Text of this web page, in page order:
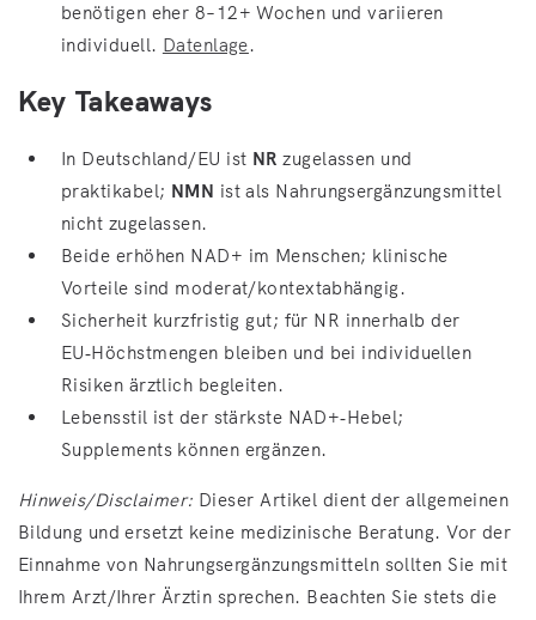
benötigen eher 8–12+ Wochen und variieren
individuell. Datenlage.
Key Takeaways
In Deutschland/EU ist NR zugelassen und
praktikabel; NMN ist als Nahrungsergänzungsmittel
nicht zugelassen.
Beide erhöhen NAD+ im Menschen; klinische
Vorteile sind moderat/kontextabhängig.
Sicherheit kurzfristig gut; für NR innerhalb der
EU‑Höchstmengen bleiben und bei individuellen
Risiken ärztlich begleiten.
Lebensstil ist der stärkste NAD+‑Hebel;
Supplements können ergänzen.
Hinweis/Disclaimer: Dieser Artikel dient der allgemeinen
Bildung und ersetzt keine medizinische Beratung. Vor der
Einnahme von Nahrungsergänzungsmitteln sollten Sie mit
Ihrem Arzt/Ihrer Ärztin sprechen. Beachten Sie stets die